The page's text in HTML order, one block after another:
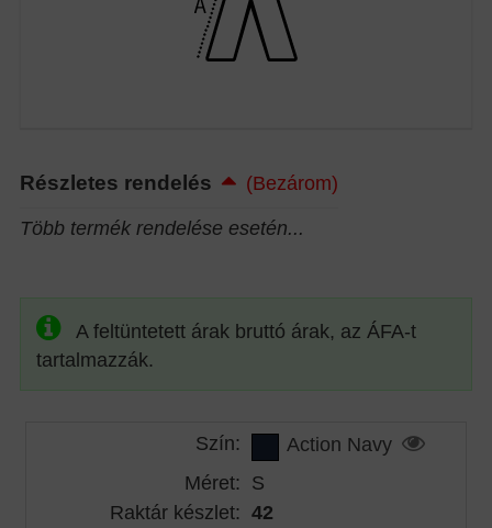
Részletes rendelés
(Bezárom)
Több termék rendelése esetén...
A feltüntetett árak bruttó árak, az ÁFA-t
tartalmazzák.
Szín:
Action Navy
Méret: S
Raktár készlet: 42